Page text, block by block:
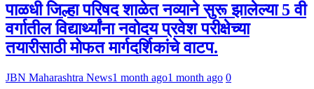
पाळधी जिल्हा परिषद शाळेत नव्याने सुरू झालेल्या 5 वी
वर्गातील विद्यार्थ्यांना नवोदय प्रवेश परीक्षेच्या
तयारीसाठी मोफत मार्गदर्शिकांचे वाटप.
JBN Maharashtra News1 month ago1 month ago 0